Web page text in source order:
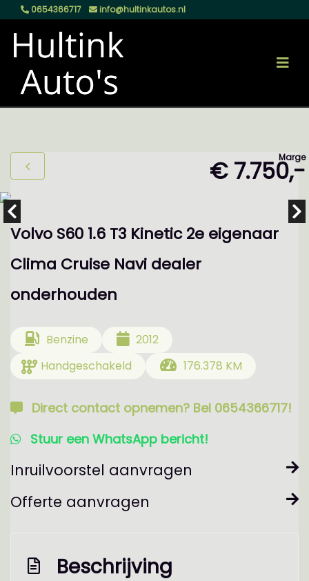
0654366717 info@hultinkautos.nl
Marge
€ 7.750,-
Volvo S60 1.6 T3 Kinetic 2e eigenaar
Clima Cruise Navi dealer
onderhouden
Benzine
2012
Handgeschakeld
176.378 KM
Direct contact opnemen? Bel 0654366717!
Stuur een WhatsApp bericht!
Inruilvoorstel aanvragen
Offerte aanvragen
Beschrijving